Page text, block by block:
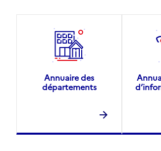
Annuaire des
départements